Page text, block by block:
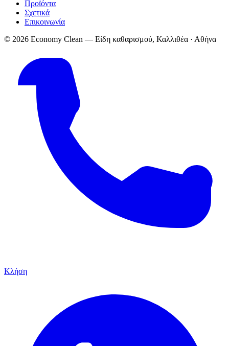
Προϊόντα
Σχετικά
Επικοινωνία
© 2026 Economy Clean — Είδη καθαρισμού, Καλλιθέα · Αθήνα
Κλήση